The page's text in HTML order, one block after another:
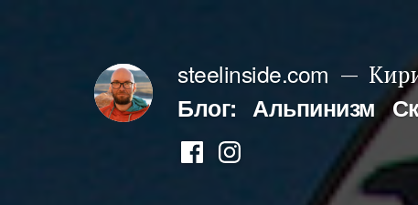
содержимому
steelinside.com
Блог: Альпинизм
ФейсбукИнстаграм